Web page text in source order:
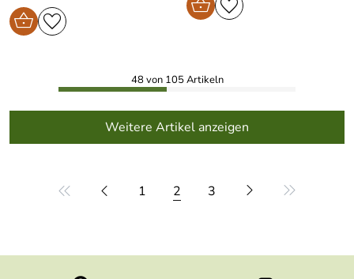
48 von 105 Artikeln
Weitere Artikel anzeigen
1 2 3